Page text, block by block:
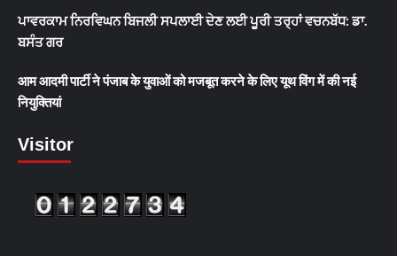
ਪਾਵਰਕਾਮ ਨਿਰਵਿਘਨ ਬਿਜਲੀ ਸਪਲਾਈ ਦੇਣ ਲਈ ਪੂਰੀ ਤਰ੍ਹਾਂ ਵਚਨਬੱਧ: ਡਾ.
ਬਸੰਤ ਗਰ
आम आदमी पार्टी ने पंजाब के युवाओं को मजबूत करने के लिए यूथ विंग में की नई
नियुक्तियां
Visitor